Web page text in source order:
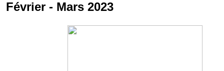
Février - Mars 2023